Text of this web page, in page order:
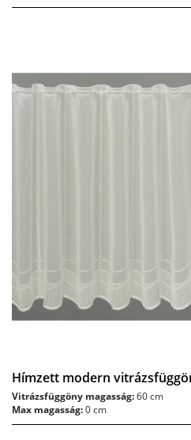
Hímzett modern
Vitrázsfüggöny magasság:60 cm
Max magasság:0 cm